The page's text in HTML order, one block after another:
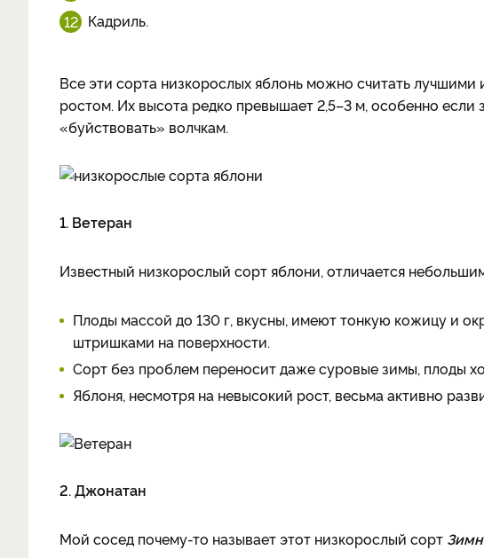
Кадриль.
Все эти сорта низкорослых яблонь можно считать
ростом. Их высота редко превышает 2,5–3 м, особенно если
«буйствовать» волчкам.
1. Ветеран
Известный низкорослый сорт яблони, отличается
Плоды массой до 130 г, вкусны, имеют тонкую кожицу и
штришками на поверхности.
Сорт без проблем переносит даже суровые зимы, плоды
Яблоня, несмотря на невысокий рост, весьма активно
2. Джонатан
Мой сосед почему-то называет этот низкорослый сорт